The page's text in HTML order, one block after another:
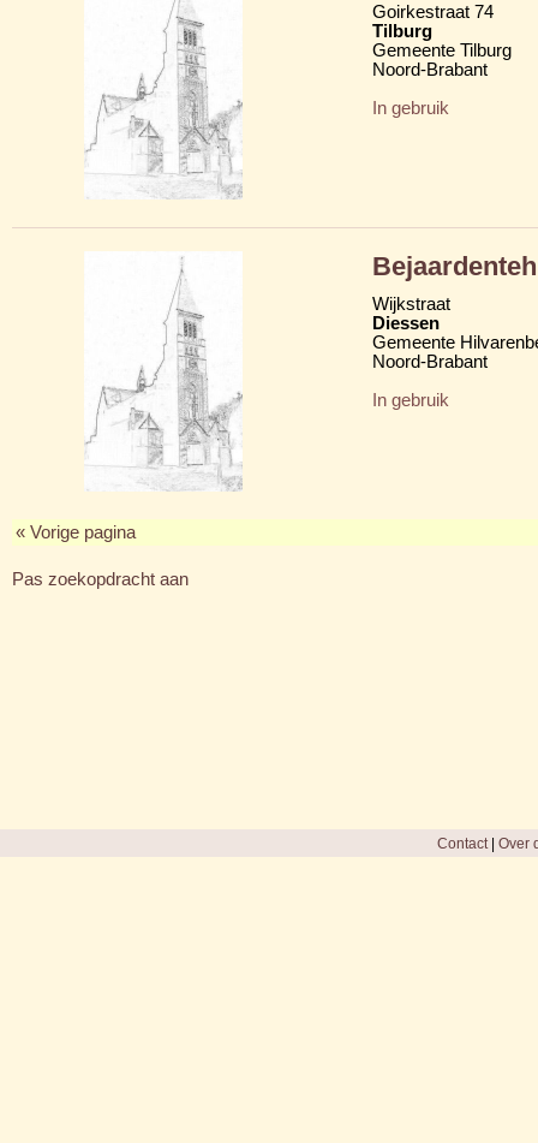
Goirkestraat 74
Tilburg
Gemeente Tilburg
Noord-Brabant
In gebruik
Wijkstraat
Diessen
Gemeente
Noord-Brabant
In gebruik
« Vorige pagina
Pas zoekopdracht aan
Contact| Over